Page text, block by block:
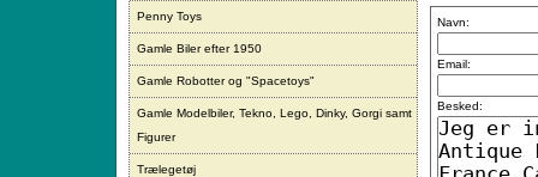
Penny Toys
Gamle Biler efter 1950
Gamle Robotter og "Spacetoys"
Gamle Modelbiler, Tekno, Lego, Dinky, Gorgi samt
Figurer
Trælegetøj
Navn:
Email:
Besked: